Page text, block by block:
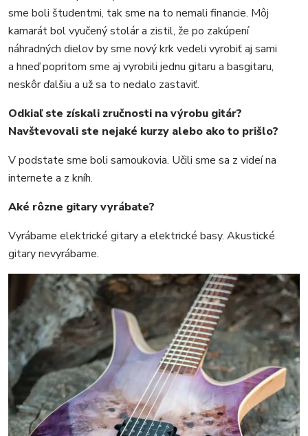
sme boli študentmi, tak sme na to nemali financie. Môj
kamarát bol vyučený stolár a zistil, že po zakúpení
náhradných dielov by sme nový krk vedeli vyrobiť aj sami
a hneď popritom sme aj vyrobili jednu gitaru a basgitaru,
neskôr ďalšiu a už sa to nedalo zastaviť.
Odkiaľ ste získali zručnosti na výrobu gitár?
Navštevovali ste nejaké kurzy alebo ako to prišlo?
V podstate sme boli samoukovia. Učili sme sa z videí na
internete a z kníh.
Aké rôzne gitary vyrábate?
Vyrábame elektrické gitary a elektrické basy. Akustické
gitary nevyrábame.